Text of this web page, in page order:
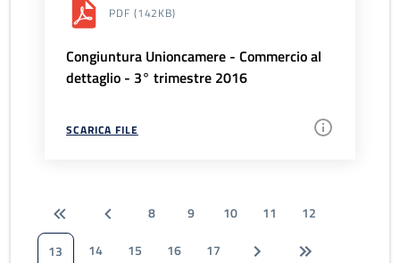
PDF (142KB)
Congiuntura Unioncamere - Commercio al
dettaglio - 3° trimestre 2016
SCARICA FILE
8 9 10 11
12
13
14 15 16 17